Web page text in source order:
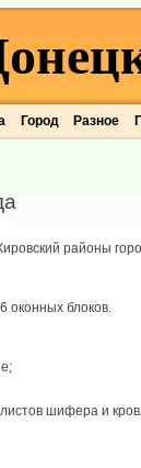
Город Разное
районы
оконных блоков.
шифера и